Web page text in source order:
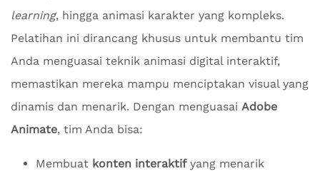
learning, hingga animasi karakter yang kompleks.
Pelatihan ini dirancang khusus untuk membantu tim
Anda menguasai teknik animasi digital interaktif,
memastikan mereka mampu menciptakan visual yang
dinamis dan menarik. Dengan menguasai Adobe
Animate, tim Anda bisa:
Membuat konten interaktifyang menarik